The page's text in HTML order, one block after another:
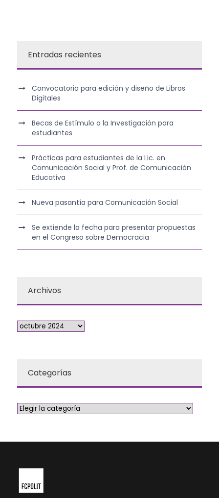
Entradas recientes
Convocatoria para edición y diseño de Libros
Digitales
Becas de Estímulo a la Investigación para
estudiantes
Prácticas para estudiantes de la Lic. en
Comunicación Social y Prof. de Comunicación
Educativa
Nueva pasantía para Comunicación Social
Se extiende la fecha para presentar propuestas
en el Congreso sobre Democracia
Archivos
Categorías